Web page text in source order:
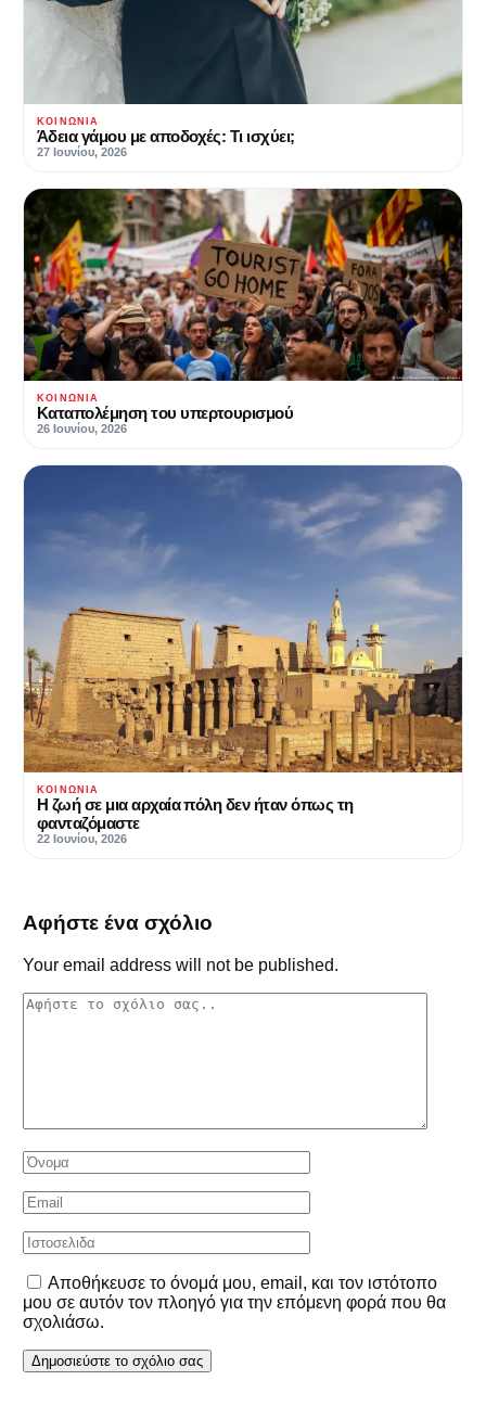
ΚΟΙΝΩΝΊΑ
Άδεια γάμου με αποδοχές: Τι ισχύει;
27 Ιουνίου, 2026
ΚΟΙΝΩΝΊΑ
Καταπολέμηση του υπερτουρισμού
26 Ιουνίου, 2026
ΚΟΙΝΩΝΊΑ
Η ζωή σε μια αρχαία πόλη δεν ήταν όπως τη
φανταζόμαστε
22 Ιουνίου, 2026
Αφήστε ένα σχόλιο
Your email address will not be published.
Αποθήκευσε το όνομά μου, email, και τον ιστότοπο
μου σε αυτόν τον πλοηγό για την επόμενη φορά που θα
σχολιάσω.